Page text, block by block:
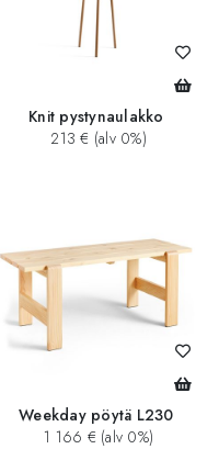
Knit pystynaulakko
213 € (alv 0%)
Weekday pöytä L230
1 166 € (alv 0%)